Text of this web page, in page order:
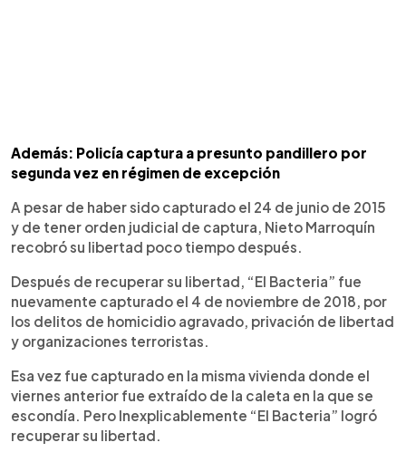
Además: Policía captura a presunto pandillero por
segunda vez en régimen de excepción
A pesar de haber sido capturado el 24 de junio de 2015
y de tener orden judicial de captura, Nieto Marroquín
recobró su libertad poco tiempo después.
Después de recuperar su libertad, “El Bacteria” fue
nuevamente capturado el 4 de noviembre de 2018, por
los delitos de homicidio agravado, privación de libertad
y organizaciones terroristas.
Esa vez fue capturado en la misma vivienda donde el
viernes anterior fue extraído de la caleta en la que se
escondía. Pero Inexplicablemente “El Bacteria” logró
recuperar su libertad.